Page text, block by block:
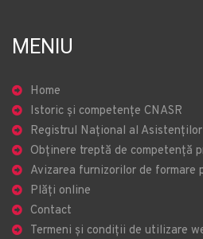
MENIU
Home
Istoric și competențe CNASR
Registrul Național al
Obținere treptă de competență
Avizarea furnizorilor de formare
Plăți online
Contact
Termeni și condiții de utilizare